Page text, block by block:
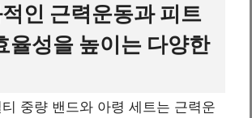
인 근력운동과 피트
율성을 높이는 다양한
중량 밴드와 아령 세트는 근력운